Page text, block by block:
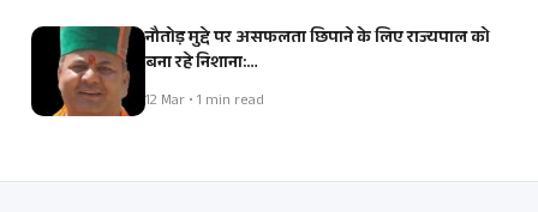
नौतोड़ मुद्दे पर असफलता छिपाने के लिए राज्यपाल को
बना रहे निशाना:…
12 Mar • 1 min read